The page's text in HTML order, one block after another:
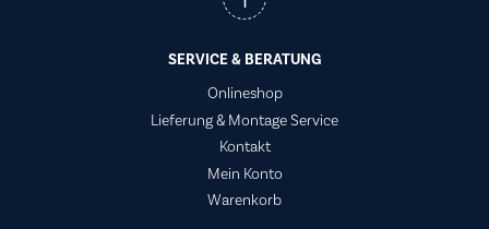
SERVICE & BERATUNG
Onlineshop
Lieferung & Montage Service
Kontakt
Mein Konto
Warenkorb